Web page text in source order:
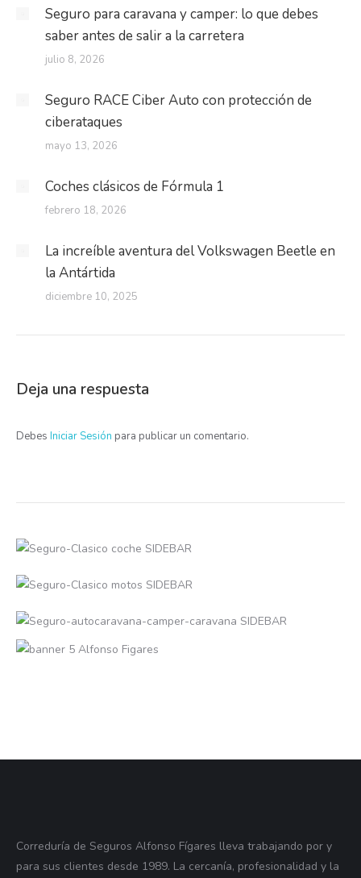
Seguro para caravana y camper: lo que debes
saber antes de salir a la carretera
julio 8, 2026
Seguro RACE Ciber Auto con protección de
ciberataques
mayo 13, 2026
Coches clásicos de Fórmula 1
febrero 18, 2026
La increíble aventura del Volkswagen Beetle en
la Antártida
diciembre 10, 2025
Deja una respuesta
Debes Iniciar Sesión para publicar un comentario.
Correduría de Seguros Alfonso Fígares lleva trabajando por y
para sus clientes desde 1989. La cercanía, profesionalidad y la